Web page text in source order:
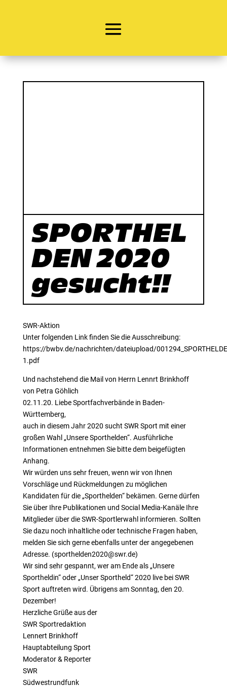
SPORTHEL
DEN 2020
gesucht!!
SWR-Aktion
Unter folgenden Link finden Sie die Ausschreibung:
https://bwbv.de/nachrichten/dateiupload/
1.pdf
Und nachstehend die Mail von Herrn Lennrt Brinkhoff
von Petra Göhlich
02.11.20. Liebe Sportfachverbände in Baden-
Württemberg,
auch in diesem Jahr 2020 sucht SWR Sport mit einer
großen Wahl „Unsere Sporthelden“. Ausführliche
Informationen entnehmen Sie bitte dem beigefügten
Anhang.
Wir würden uns sehr freuen, wenn wir von Ihnen
Vorschläge und Rückmeldungen zu möglichen
Kandidaten für die „Sporthelden“ bekämen. Gerne dürfen
Sie über Ihre Publikationen und Social Media-Kanäle Ihre
Mitglieder über die SWR-Sportlerwahl informieren. Sollten
Sie dazu noch inhaltliche oder technische Fragen haben,
melden Sie sich gerne ebenfalls unter der angegebenen
Adresse. (sporthelden2020@swr.de)
Wir sind sehr gespannt, wer am Ende als „Unsere
Sportheldin“ oder „Unser Sportheld“ 2020 live bei SWR
Sport auftreten wird. Übrigens am Sonntag, den 20.
Dezember!
Herzliche Grüße aus der
SWR Sportredaktion
Lennert Brinkhoff
Hauptabteilung Sport
Moderator & Reporter
SWR
Südwestrundfunk